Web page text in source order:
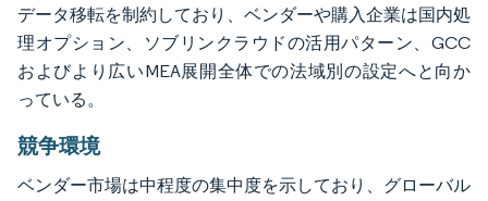
データ移転を制約しており、ベンダーや購入企業は国内処
理オプション、ソブリンクラウドの活用パターン、GCC
およびより広いMEA展開全体での法域別の設定へと向か
っている。
競争環境
ベンダー市場は中程度の集中度を示しており、グローバル